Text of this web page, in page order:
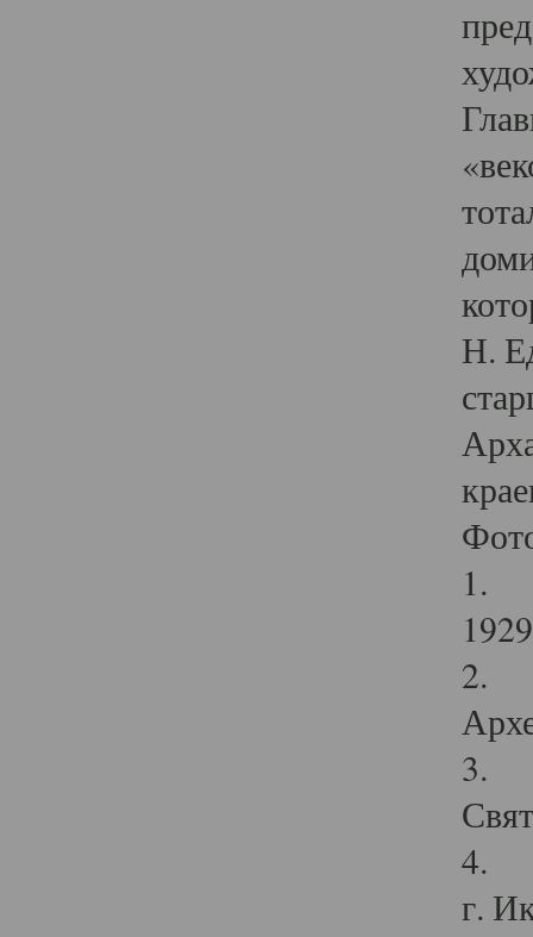
Н.
1.
2.
3.
4.
г.